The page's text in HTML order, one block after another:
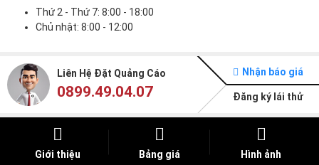
Thứ 2 - Thứ 7: 8:00 - 18:00
Chủ nhật: 8:00 - 12:00
Liên Hệ Đặt Quảng Cáo
0899.49.04.07
Nhận báo giá
Đăng ký lái thử
Giới thiệu Bảng giá Hình ảnh